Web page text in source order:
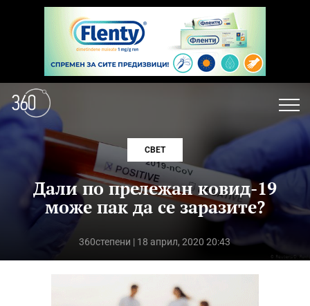
СВЕТ
Дали по прележан ковид-19
може пак да се заразите?
360степени | 18 април, 2020 20:43